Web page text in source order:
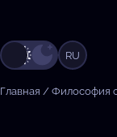
RU
Главная / Философия